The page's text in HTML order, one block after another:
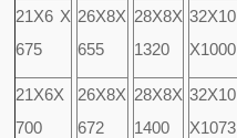
21X6 X
675
26X8X
655
28X8X
1320
32X10
X1000
21X6X
700
26X8X
672
28X8X
1400
32X10
X1073